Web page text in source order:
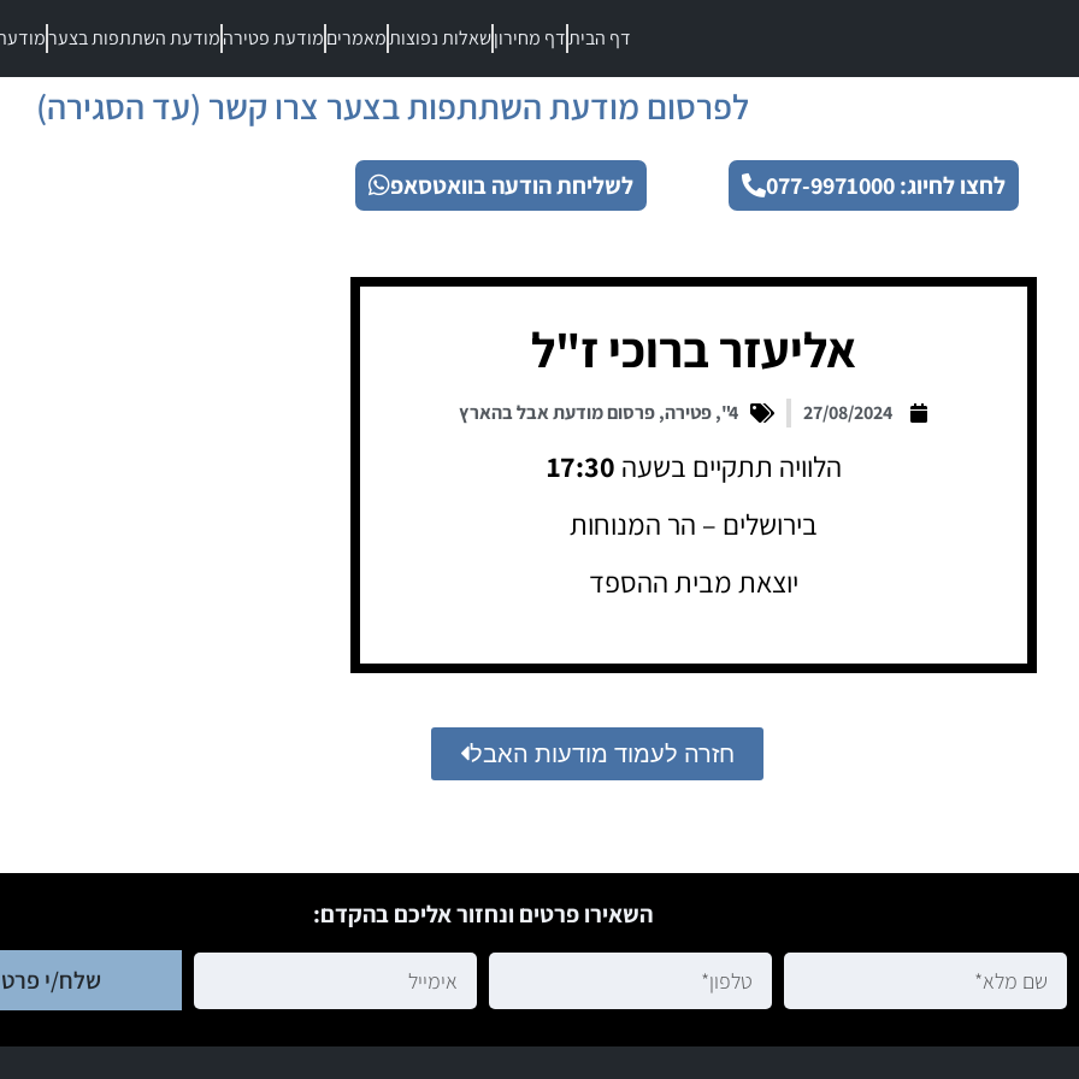
דף הביתדף מחירוןשאלות נפוצותמאמריםמודעת פטירהמודעת השתתפות בצער
לפרסום מודעת השתתפות בצער צרו קשר (עד הסגירה)
לחצו לחיוג: 077-9971000 לשליחת הודעה בוואטסאפ
אליעזר ברוכי ז"ל
27/08/2024
4"
,פטירה,פרסום מודעת אבל בהארץ
הלוויה תתקיים בשעה 17:30
בירושלים – הר המנוחות
יוצאת מבית ההספד
חזרה לעמוד מודעות האבל
השאירו פרטים ונחזור אליכם בהקדם:
שלח/י